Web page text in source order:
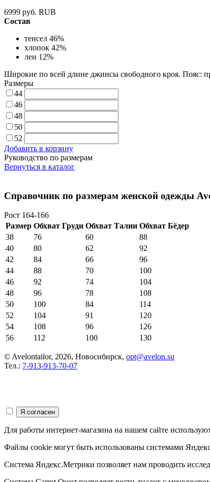
6999 руб. RUB
Состав
тенсел 46%
хлопок 42%
лен 12%
Широкие по всей длине джинсы свободного кроя. Пояс:
Размеры
44
46
48
50
52
Добавить в корзину
Руководство по размерам
Вернуться в каталог
Справочник по размерам женской одежды
Рост 164-166
Размер Обхват Груди Обхват Талии Обхват Бёдер
38
76 60
88
40
80 62
92
42
84 66
96
44
88 70
100
46
92 74
104
48
96 78
108
50
100 84
114
52
104 91
120
54
108 96
126
56
112 100 130
© Avelontailor, 2026, Новосибирск, opt@avelon.su
Тел.: 7-913-913-70-07
Для работы интернет-магазина на нашем сайте
Файлы cookie могут быть использованы системами
Система Яндекс.Метрики позволяет нам проводить